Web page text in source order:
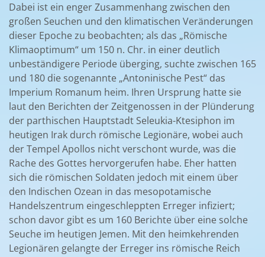
Dabei ist ein enger Zusammenhang zwischen den
großen Seuchen und den klimatischen Veränderungen
dieser Epoche zu beobachten; als das „Römische
Klimaoptimum“ um 150 n. Chr. in einer deutlich
unbeständigere Periode überging, suchte zwischen 165
und 180 die sogenannte „Antoninische Pest“ das
Imperium Romanum heim. Ihren Ursprung hatte sie
laut den Berichten der Zeitgenossen in der Plünderung
der parthischen Hauptstadt Seleukia-Ktesiphon im
heutigen Irak durch römische Legionäre, wobei auch
der Tempel Apollos nicht verschont wurde, was die
Rache des Gottes hervorgerufen habe. Eher hatten
sich die römischen Soldaten jedoch mit einem über
den Indischen Ozean in das mesopotamische
Handelszentrum eingeschleppten Erreger infiziert;
schon davor gibt es um 160 Berichte über eine solche
Seuche im heutigen Jemen. Mit den heimkehrenden
Legionären gelangte der Erreger ins römische Reich